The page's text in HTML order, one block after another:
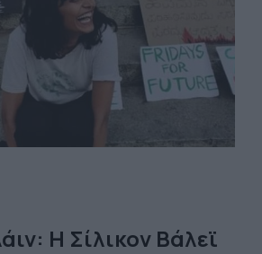
Η Σίλικον Βάλεϊ